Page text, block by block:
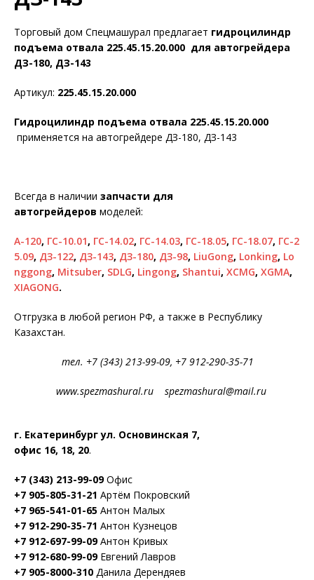
Торговый дом Спецмашурал предлагает гидроцилиндр
подъема отвала 225.45.15.20.000 для автогрейдера
ДЗ-180, ДЗ-143
Артикул: 225.45.15.20.000
Гидроцилиндр подъема отвала 225.45.15.20.000
применяется на автогрейдере ДЗ-180, ДЗ-143
Всегда в наличии запчасти для
автогрейдеров моделей:
А-120, ГС-10.01, ГС-14.02, ГС-14.03, ГС-18.05, ГС-18.07, ГС-2
5.09, ДЗ-122, ДЗ-143, ДЗ-180, ДЗ-98, LiuGong, Lonking, Lo
nggong, Mitsuber, SDLG, Lingong, Shantui, XCMG, XGMA,
XIAGONG.
Отгрузка в любой регион РФ, а также в Республику
Казахстан.
тел. +7 (343) 213-99-09, +7 912-290-35-71
www.spezmashural.ru spezmashural@mail.ru
г. Екатеринбург ул. Основинская 7,
офис 16, 18, 20.
+7 (343) 213-99-09Офис
+7 905-805-31-21 Артём Покровский
+7 965-541-01-65 Антон Малых
+7 912-290-35-71 Антон Кузнецов
+7 912-697-99-09Антон Кривых
+7 912-680-99-09Евгений Лавров
+7 905-8000-310 Данила Дерендяев